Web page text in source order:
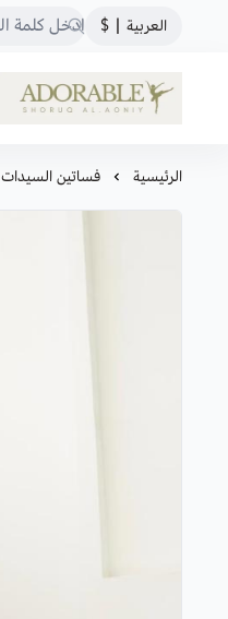
العربية |
$
ADORABLE
الرئيسية فساتين السيدات